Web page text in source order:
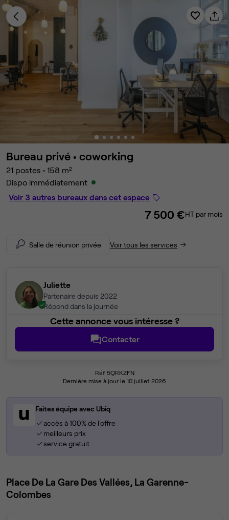
Bureau privé • coworking
21 postes • 158 m²
Dispo immédiatement
Voir 3 autres bureaux dans cet espace
7 500 €HT par mois
Salle de réunion privée Voir tous les services
Juliette
Partenaire depuis 2022
Répond dans la journée
Cette annonce vous intéresse ?
Contacter
Réf 5QRKZFN
Dernière mise à jour le 10 juillet 2026
Faites équipe avec Ubiq
accès à 100% de l'offre
meilleurs prix
service gratuit
Place De La Gare Des Vallées, La Garenne-
Colombes